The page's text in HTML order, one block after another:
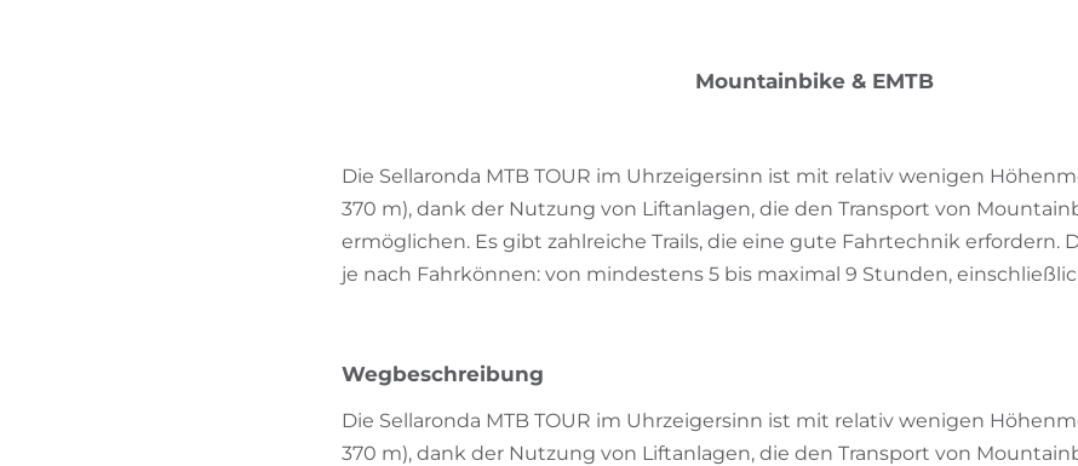
Mountainbike & EMTB
Die Sellaronda MTB TOUR im Uhrzeigersinn ist mit relativ wenigen
370 m), dank der Nutzung von Liftanlagen, die den Transport von
ermöglichen. Es gibt zahlreiche Trails, die eine gute Fahrtechnik erfordern.
je nach Fahrkönnen: von mindestens 5 bis maximal 9 Stunden,
Wegbeschreibung
Die Sellaronda MTB TOUR im Uhrzeigersinn ist mit relativ wenigen
370 m), dank der Nutzung von Liftanlagen, die den Transport von